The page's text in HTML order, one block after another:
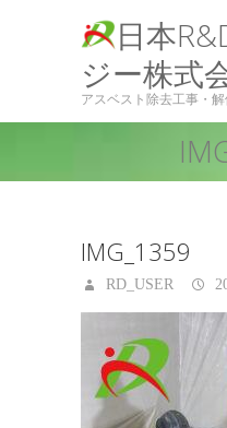
日本
ジー株式
アスベスト除去工事・
IMG_1359
RD_USER